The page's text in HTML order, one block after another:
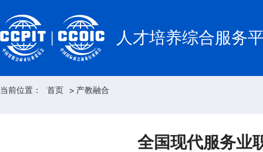
人才培养综合服务
当前位置： 首页 > 产教融合
全国现代服务业